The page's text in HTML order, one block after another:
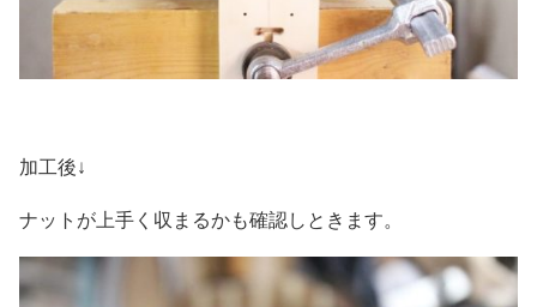
加工後↓
ナットが上手く収まるかも確認しときます。